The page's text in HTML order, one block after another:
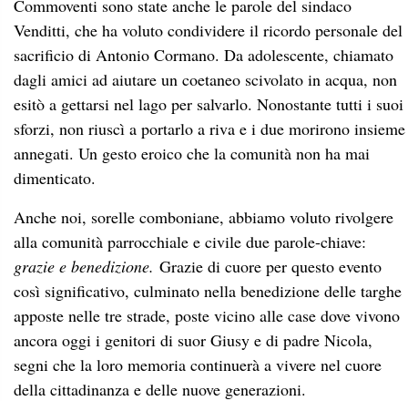
Commoventi sono state anche le parole del sindaco
Venditti, che ha voluto condividere il ricordo personale del
sacrificio di Antonio Cormano. Da adolescente, chiamato
dagli amici ad aiutare un coetaneo scivolato in acqua, non
esitò a gettarsi nel lago per salvarlo. Nonostante tutti i suoi
sforzi, non riuscì a portarlo a riva e i due morirono insieme
annegati. Un gesto eroico che la comunità non ha mai
dimenticato.
Anche noi, sorelle comboniane, abbiamo voluto rivolgere
alla comunità parrocchiale e civile due parole-chiave:
grazie e benedizione. Grazie di cuore per questo evento
così significativo, culminato nella benedizione delle targhe
apposte nelle tre strade, poste vicino alle case dove vivono
ancora oggi i genitori di suor Giusy e di padre Nicola,
segni che la loro memoria continuerà a vivere nel cuore
della cittadinanza e delle nuove generazioni.